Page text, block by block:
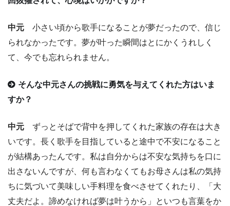
中元 小さい頃から歌手になることが夢だったので、信じ
られなかったです。夢が叶った瞬間はとにかくうれしく
て、今でも忘れられません。
そんな中元さんの挑戦に勇気を与えてくれた方はいま
すか？
中元 ずっとそばで背中を押してくれた家族の存在は大き
いです。長く歌手を目指していると途中で不安になること
が結構あったんです。私は自分からは不安な気持ちを口に
出さないんですが、何も言わなくてもお母さんは私の気持
ちに気づいて美味しい手料理を食べさせてくれたり、「大
丈夫だよ。諦めなければ夢は叶うから」といつも言葉をか